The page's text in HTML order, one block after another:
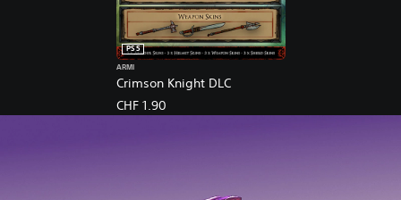
Crimson Knight DLC
PS5
ARMI
CHF 1.90